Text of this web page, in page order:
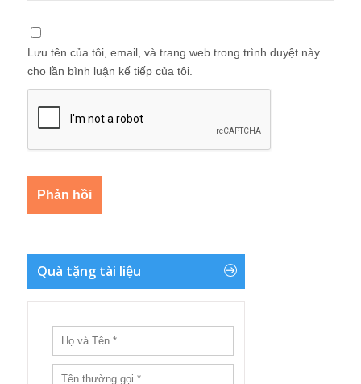
Lưu tên của tôi, email, và trang web trong trình duyệt này
cho lần bình luận kế tiếp của tôi.
Quà tặng tài liệu